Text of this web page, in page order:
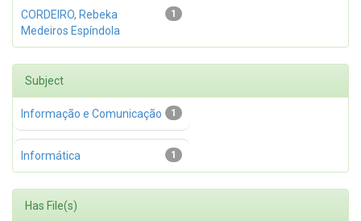
1
CORDEIRO, Rebeka
Medeiros Espíndola
Subject
1
Informação e Comunicação
1
Informática
Has File(s)